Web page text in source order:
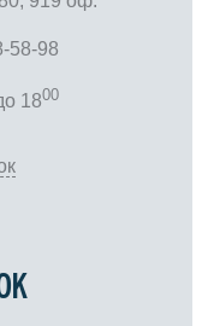
58-98
1800